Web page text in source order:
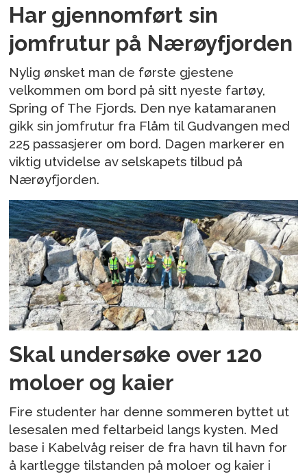
Har gjennomført sin
jomfrutur på Nærøyfjorden
Nylig ønsket man de første gjestene
velkommen om bord på sitt nyeste fartøy,
Spring of The Fjords. Den nye katamaranen
gikk sin jomfrutur fra Flåm til Gudvangen med
225 passasjerer om bord. Dagen markerer en
viktig utvidelse av selskapets tilbud på
Nærøyfjorden.
Skal undersøke over 120
moloer og kaier
Fire studenter har denne sommeren byttet ut
lesesalen med feltarbeid langs kysten. Med
base i Kabelvåg reiser de fra havn til havn for
å kartlegge tilstanden på moloer og kaier i